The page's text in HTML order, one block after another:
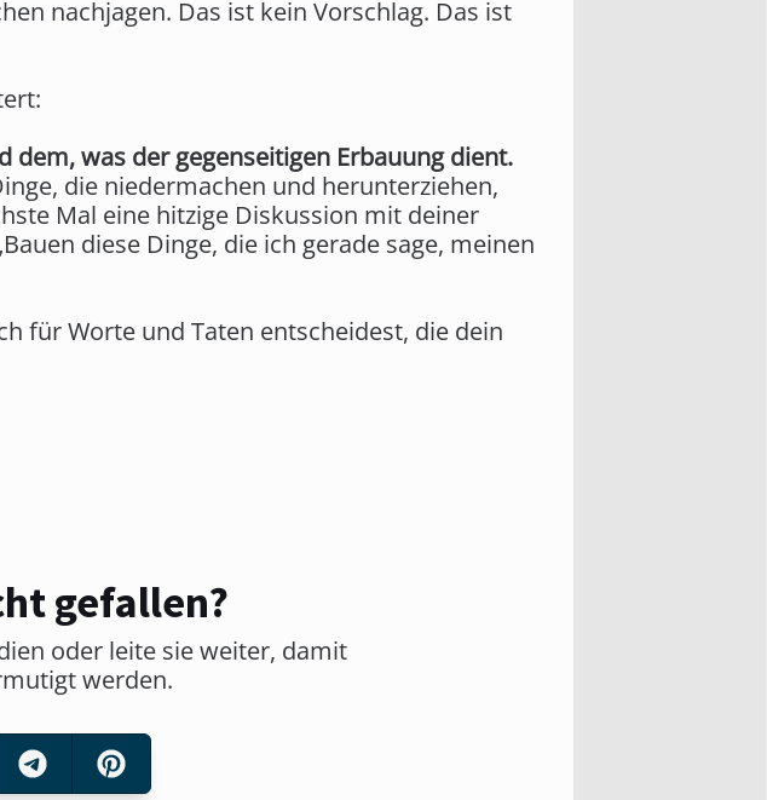
nachjagen. Das ist kein Vorschlag. Das ist
dem, was der gegenseitigen Erbauung dient.
die niedermachen und herunterziehen,
Mal eine hitzige Diskussion mit deiner
diese Dinge, die ich gerade sage, meinen
für Worte und Taten entscheidest, die dein
gefallen?
oder leite sie weiter, damit
werden.